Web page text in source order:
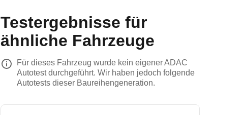
Testergebnisse für
ähnliche Fahrzeuge
Für dieses Fahrzeug wurde kein eigener ADAC
Autotest durchgeführt. Wir haben jedoch folgende
Autotests dieser Baureihengeneration.